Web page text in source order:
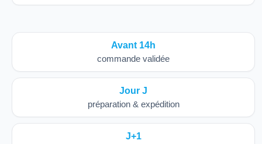
Avant 14h
commande validée
Jour J
préparation & expédition
J+1